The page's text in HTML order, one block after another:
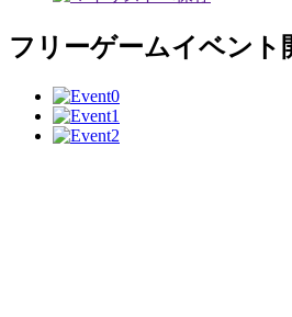
フリーゲームイベント